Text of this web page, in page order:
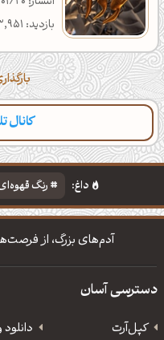
بازدید: 3,951
کانال
داغ: رنگ
دانلود والپیپر
آدم‌های بزرگ، از
دسترسی آسان
کپل‌آرت دانلود‌